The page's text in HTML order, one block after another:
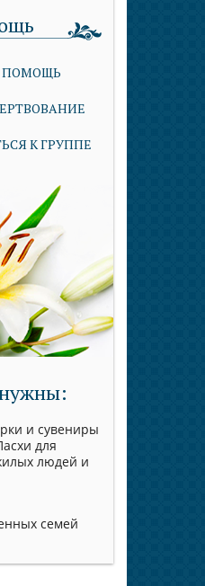
ПОМОЩЬ
К ГРУППЕ
и сувениры
для
людей и
семей